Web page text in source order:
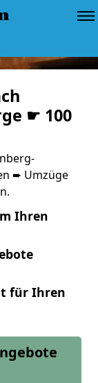
☛ 100
➨ Umzüge
Ihren
für Ihren